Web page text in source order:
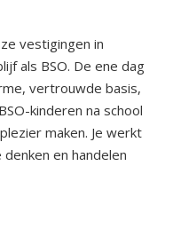
vestigingen in
als BSO. De ene dag
vertrouwde basis,
kinderen na school
maken. Je werkt
en handelen